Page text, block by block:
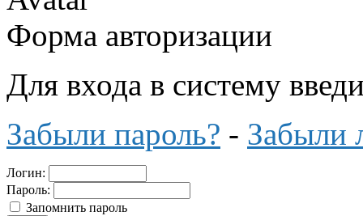
Форма авторизации
Для входа в систему
Забыли пароль? - Забыли
Логин:
Пароль:
Запомнить пароль